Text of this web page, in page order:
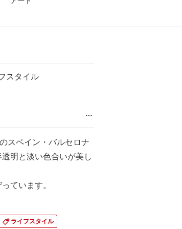
スタイル
…
スペイン・バルセロナ
明と淡い色合いが美し
ています。
ライフスタイル